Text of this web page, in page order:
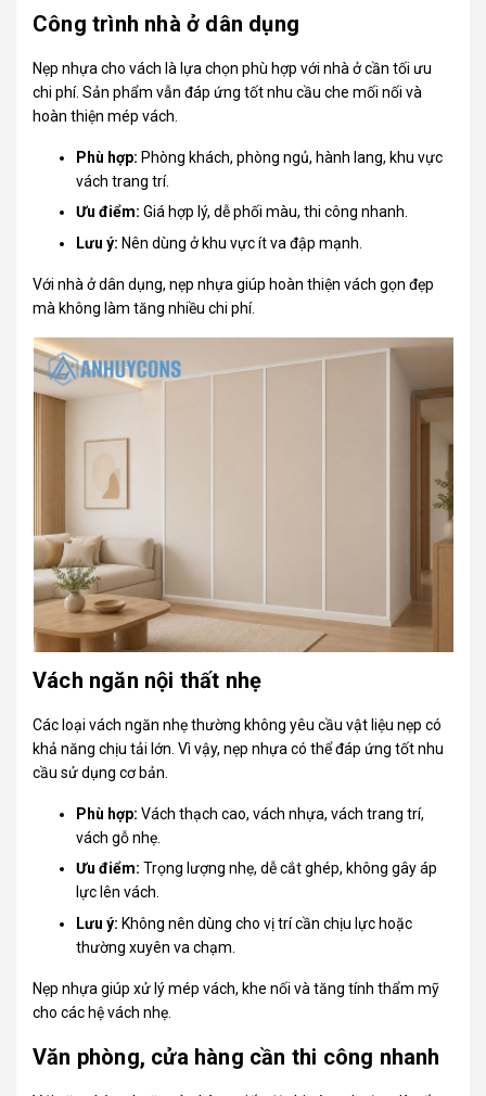
Công trình nhà ở dân dụng
Nẹp nhựa cho vách là lựa chọn phù hợp với nhà ở cần tối ưu
chi phí. Sản phẩm vẫn đáp ứng tốt nhu cầu che mối nối và
hoàn thiện mép vách.
Phù hợp: Phòng khách, phòng ngủ, hành lang, khu vực
vách trang trí.
Ưu điểm: Giá hợp lý, dễ phối màu, thi công nhanh.
Lưu ý: Nên dùng ở khu vực ít va đập mạnh.
Với nhà ở dân dụng, nẹp nhựa giúp hoàn thiện vách gọn đẹp
mà không làm tăng nhiều chi phí.
Vách ngăn nội thất nhẹ
Các loại vách ngăn nhẹ thường không yêu cầu vật liệu nẹp có
khả năng chịu tải lớn. Vì vậy, nẹp nhựa có thể đáp ứng tốt nhu
cầu sử dụng cơ bản.
Phù hợp: Vách thạch cao, vách nhựa, vách trang trí,
vách gỗ nhẹ.
Ưu điểm: Trọng lượng nhẹ, dễ cắt ghép, không gây áp
lực lên vách.
Lưu ý: Không nên dùng cho vị trí cần chịu lực hoặc
thường xuyên va chạm.
Nẹp nhựa giúp xử lý mép vách, khe nối và tăng tính thẩm mỹ
cho các hệ vách nhẹ.
Văn phòng, cửa hàng cần thi công nhanh